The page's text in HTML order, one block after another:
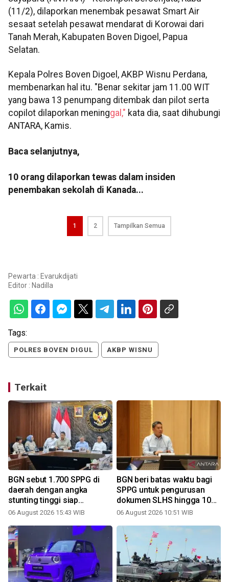
(11/2), dilaporkan menembak pesawat Smart Air
sesaat setelah pesawat mendarat di Korowai dari
Tanah Merah, Kabupaten Boven Digoel, Papua
Selatan.
Kepala Polres Boven Digoel, AKBP Wisnu Perdana,
membenarkan hal itu. "Benar sekitar jam 11.00 WIT
yang bawa 13 penumpang ditembak dan pilot serta
copilot dilaporkan meninggal," kata dia, saat dihubungi
ANTARA, Kamis.
Baca selanjutnya,
10 orang dilaporkan tewas dalam insiden
penembakan sekolah di Kanada...
1 2 Tampilkan Semua
Pewarta : Evarukdijati
Editor : Nadilla
Tags:
POLRES BOVEN DIGUL AKBP WISNU
Terkait
BGN sebut 1.700 SPPG di
daerah dengan angka
stunting tinggi siap
beroperasi
06 August 2026 15:43 WIB
BGN beri batas waktu bagi
SPPG untuk pengurusan
dokumen SLHS hingga 10
Agustus
06 August 2026 10:51 WIB